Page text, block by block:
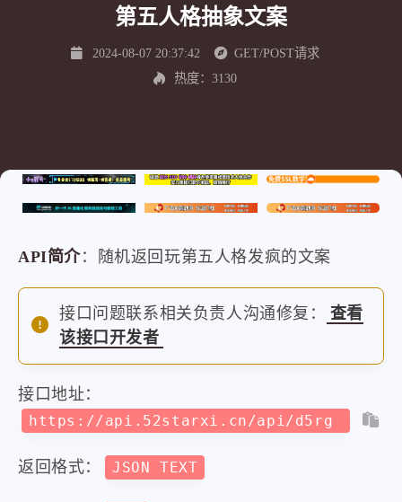
第五人格抽象文案
2024-08-07 20:37:42
GET/POST请求
热度：3130
API简介：随机返回玩第五人格发疯的文案
接口问题联系相关负责人沟通修复：
查看
该接口开发者
接口地址：
https://api.52starxi.cn/api/d5rg
返回格式： JSON TEXT